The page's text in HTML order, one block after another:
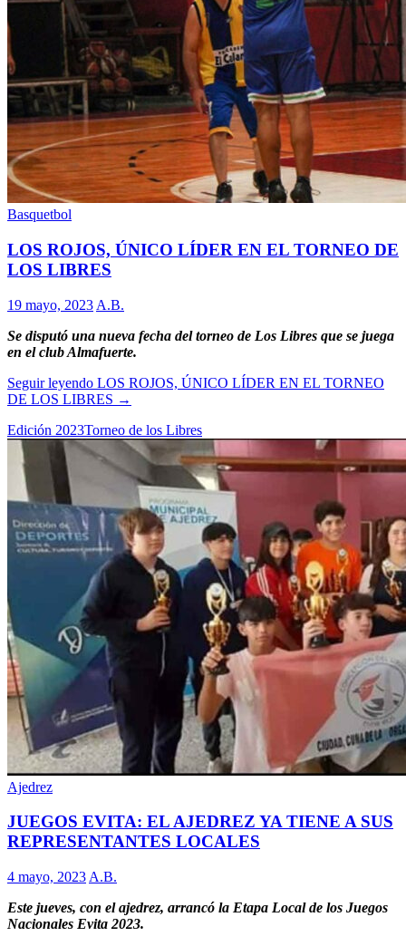
Basquetbol
LOS ROJOS, ÚNICO LÍDER EN EL TORNEO DE
LOS LIBRES
19 mayo, 2023 A.B.
Se disputó una nueva fecha del torneo de Los Libres que se juega
en el club Almafuerte.
Seguir leyendo LOS ROJOS, ÚNICO LÍDER EN EL TORNEO
DE LOS LIBRES →
Edición 2023Torneo de los Libres
Ajedrez
JUEGOS EVITA: EL AJEDREZ YA TIENE A SUS
REPRESENTANTES LOCALES
4 mayo, 2023 A.B.
Este jueves, con el ajedrez, arrancó la Etapa Local de los Juegos
Nacionales Evita 2023.